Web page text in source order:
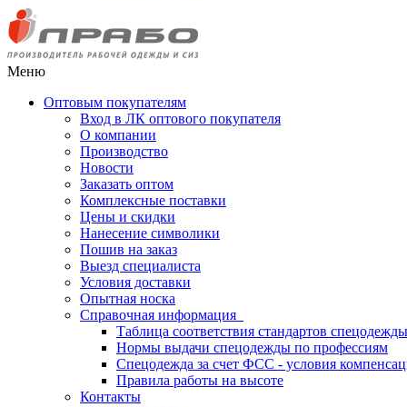
Меню
Оптовым покупателям
Вход в ЛК оптового покупателя
О компании
Производство
Новости
Заказать оптом
Комплексные поставки
Цены и скидки
Нанесение символики
Пошив на заказ
Выезд специалиста
Условия доставки
Опытная носка
Справочная информация
Таблица соответствия стандартов спецодежды
Нормы выдачи спецодежды по профессиям
Спецодежда за счет ФСС - условия
Правила работы на высоте
Контакты